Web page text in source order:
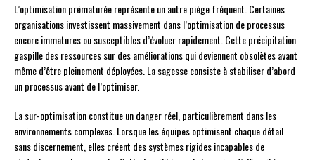
L’optimisation prématurée représente un autre piège fréquent. Certaines
organisations investissent massivement dans l’optimisation de processus
encore immatures ou susceptibles d’évoluer rapidement. Cette précipitation
gaspille des ressources sur des améliorations qui deviennent obsolètes avant
même d’être pleinement déployées. La sagesse consiste à stabiliser d’abord
un processus avant de l’optimiser.
La sur-optimisation constitue un danger réel, particulièrement dans les
environnements complexes. Lorsque les équipes optimisent chaque détail
sans discernement, elles créent des systèmes rigides incapables de